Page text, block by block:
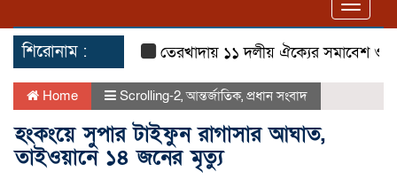
শিরোনাম : তেরখাদায় ১১ দলীয় ঐক্যের সমাবেশ ও গণ
Home Scrolling-2,আন্তর্জাতিক, প্রধান সংবাদ
হংকংয়ে সুপার টাইফুন রাগাসার আঘাত,
তাইওয়ানে ১৪ জনের মৃত্যু